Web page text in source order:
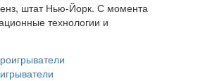
штат Нью-Йорк. С момента
технологии и